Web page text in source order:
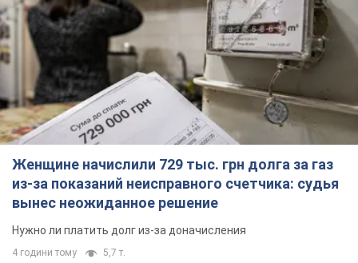
Женщине начислили 729 тыс. грн долга за газ
из-за показаний неисправного счетчика: судья
вынес неожиданное решение
Нужно ли платить долг из-за доначисления
4 години тому 5,7 т.